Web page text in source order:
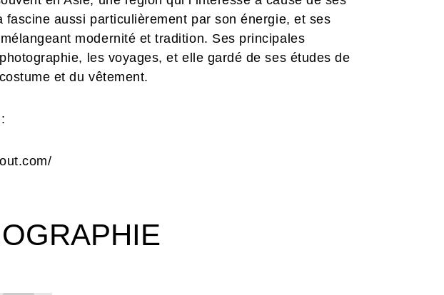
fascine aussi particulièrement par son énergie, et ses
modernité et tradition. Ses principales
les voyages, et elle gardé de ses études de
et du vêtement.